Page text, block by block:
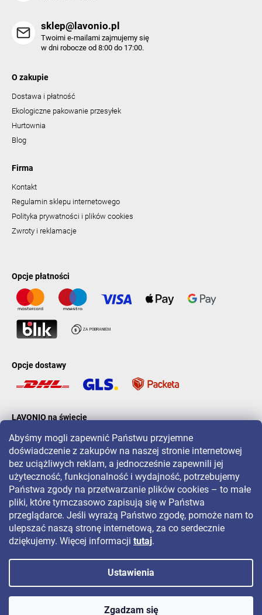
Abyśmy mogli zapewnić Państwu przyjemne
doświadczenie z zakupów na naszej stronie internetowej
bez uciążliwych reklam, a jednocześnie zapewnili jej
użyteczność, funkcjonalność i wydajność, potrzebujemy
Państwa zgody na przetwarzanie plików cookies – to małe
pliki, które tymczasowo zapisują się w Państwa
przeglądarce. Jeśli wyrażą Państwo zgodę, pomoże nam to
ulepszać naszą stronę internetową, za co serdecznie
dziękujemy. Więcej informacji tutaj.
Ustawienia
Zgadzam się
sklep@lavonio.pl
Twoimi e-mailami zajmujemy się
w dni robocze od 8:00 do 17:00.
O zakupie
Dostawa i płatność
Ekologiczne pakowanie przesyłek
Hurtownia
Blog
Firma
Kontakt
Regulamin sklepu internetowego
Polityka prywatności i plików cookies
Zwroty i reklamacje
Opcje płatności
Opcje dostawy
LAVONIO na świecie
Aby być na bieżąco z promocjami, konkursami i zniżkami, śledź nas
na:
Copyright 2026 LAVONIO.pl. Wszystkie prawa zastrzeżone.